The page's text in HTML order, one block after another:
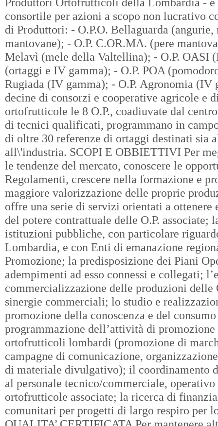
consortile per azioni a scopo non lucrativo
di Produttori: - O.P.O. Bellaguarda (angurie,
mantovane); - O.P. C.OR.MA. (pere
Melavì (mele della Valtellina); - O.P. OASI
(ortaggi e IV gamma); - O.P. POA
Rugiada (IV gamma); - O.P. Agronomia (IV
decine di consorzi e cooperative agricole e
ortofrutticole le 8 O.P., coadiuvate dal
di tecnici qualificati, programmano in
di oltre 30 referenze di ortaggi destinati sia
all\'industria. SCOPI E OBBIETTIVI Per
le tendenze del mercato, conoscere le
Regolamenti, crescere nella formazione e
maggiore valorizzazione delle proprie
offre una serie di servizi orientati a
del potere contrattuale delle O.P. associate;
istituzioni pubbliche, con particolare
Lombardia, e con Enti di emanazione
Promozione; la predisposizione dei Piani
adempimenti ad esso connessi e collegati;
commercializzazione delle produzioni delle
sinergie commerciali; lo studio e
promozione della conoscenza e del
programmazione dell’attività di
ortofrutticoli lombardi (promozione di
campagne di comunicazione,
di materiale divulgativo); il coordinamento
al personale tecnico/commerciale,
ortofrutticole associate; la ricerca di
comunitari per progetti di largo respiro per